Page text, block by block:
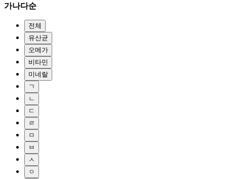
가나다순
전체
유산균
오메가
비타민
미네랄
ㄱ
ㄴ
ㄷ
ㄹ
ㅁ
ㅂ
ㅅ
ㅇ